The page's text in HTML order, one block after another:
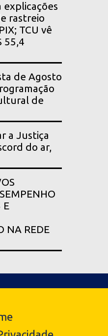
explicações
rastreio
TCU vê
55,4
de Agosto
de
a Justiça
do ar,
E
NA REDE